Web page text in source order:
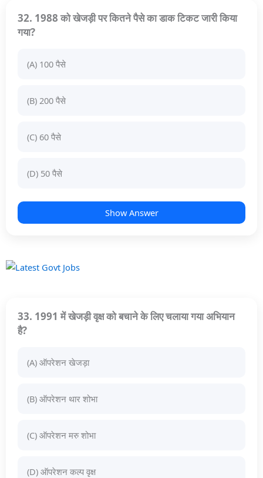
32. 1988 को खेजड़ी पर कितने पैसे का डाक टिकट जारी किया
गया?
(A) 100 पैसे
(B) 200 पैसे
(C) 60 पैसे
(D) 50 पैसे
Show Answer
33. 1991 में खेजड़ी वृक्ष को बचाने के लिए चलाया गया अभियान
है?
(A) ऑपरेशन खेजड़ा
(B) ऑपरेशन थार शोभा
(C) ऑपरेशन मरु शोभा
(D) ऑपरेशन कल्प वृक्ष